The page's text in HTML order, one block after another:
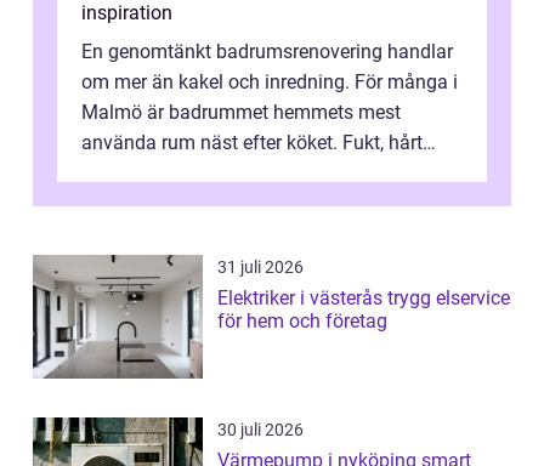
inspiration
En genomtänkt badrumsrenovering handlar
om mer än kakel och inredning. För många i
Malmö är badrummet hemmets mest
använda rum näst efter köket. Fukt, hårt
...
31 juli 2026
Elektriker i västerås trygg elservice
för hem och företag
30 juli 2026
Värmepump i nyköping smart